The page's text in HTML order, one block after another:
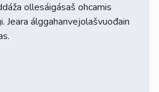
ollesáigásaš ohcamis
Jeara álggahanvejolašvuođain